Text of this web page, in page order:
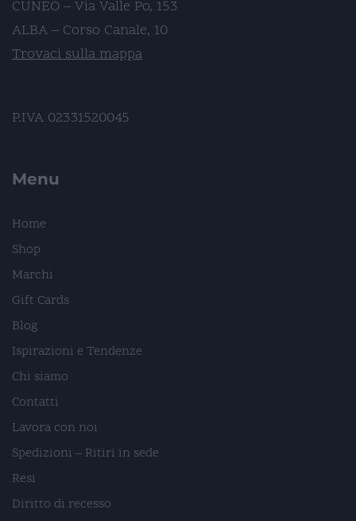
CUNEO – Via Valle Po, 153
ALBA – Corso Canale, 10
Trovaci sulla mappa
P.IVA 02331520045
Menu
Home
Shop
Marchi
Gift Cards
Blog
Ispirazioni e Tendenze
Chi siamo
Contatti
Lavora con noi
Spedizioni – Ritiri in sede
Resi
Diritto di recesso